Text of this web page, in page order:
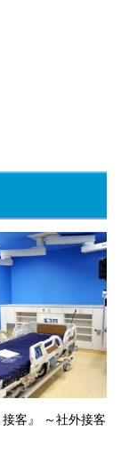
接客』 ～社外接客